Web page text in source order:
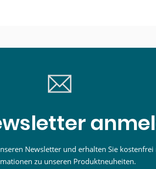
Newsletter und erhalten Sie
zu unseren Produktneuheiten.